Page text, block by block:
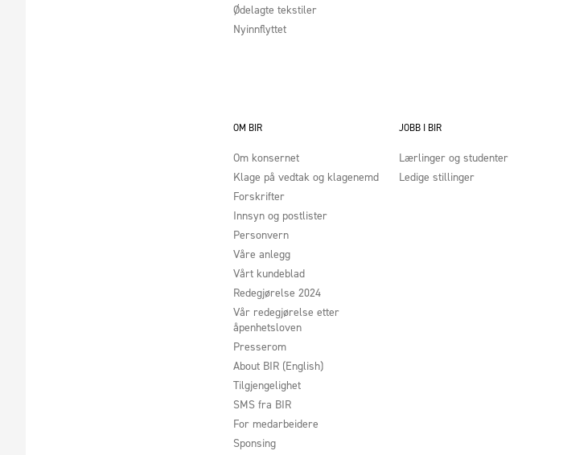
Ødelagte tekstiler
Nyinnflyttet
OM BIR
Om konsernet
Klage på vedtak og klagenemd
Forskrifter
Innsyn og postlister
Personvern
Våre anlegg
Vårt kundeblad
Redegjørelse 2024
Vår redegjørelse etter
åpenhetsloven
Presserom
About BIR (English)
Tilgjengelighet
SMS fra BIR
For medarbeidere
Sponsing
JOBB I BIR
Lærlinger og studenter
Ledige stillinger